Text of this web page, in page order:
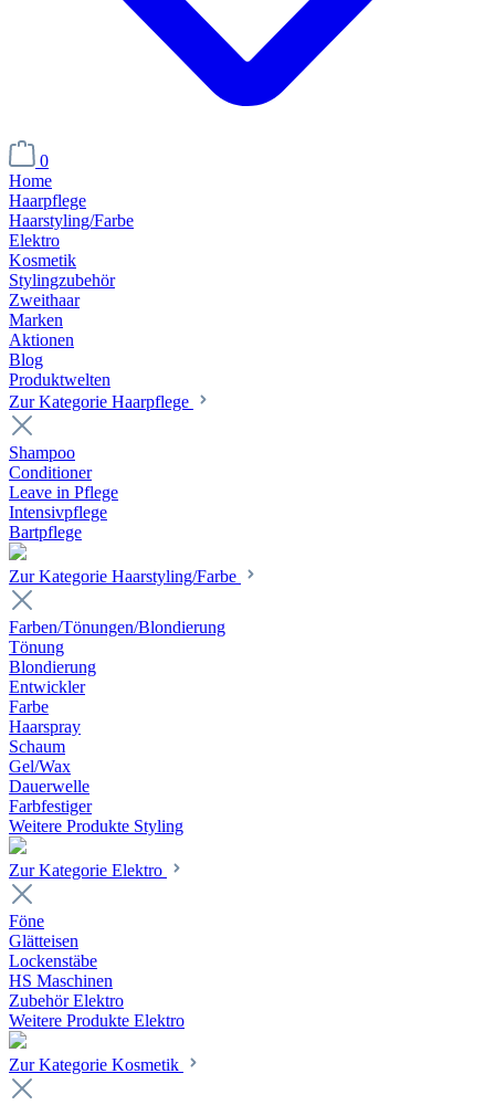
0
Home
Haarpflege
Haarstyling/Farbe
Elektro
Kosmetik
Stylingzubehör
Zweithaar
Marken
Aktionen
Blog
Produktwelten
Zur Kategorie Haarpflege
Shampoo
Conditioner
Leave in Pflege
Intensivpflege
Bartpflege
Zur Kategorie Haarstyling/Farbe
Farben/Tönungen/Blondierung
Tönung
Blondierung
Entwickler
Farbe
Haarspray
Schaum
Gel/Wax
Dauerwelle
Farbfestiger
Weitere Produkte Styling
Zur Kategorie Elektro
Föne
Glätteisen
Lockenstäbe
HS Maschinen
Zubehör Elektro
Weitere Produkte Elektro
Zur Kategorie Kosmetik